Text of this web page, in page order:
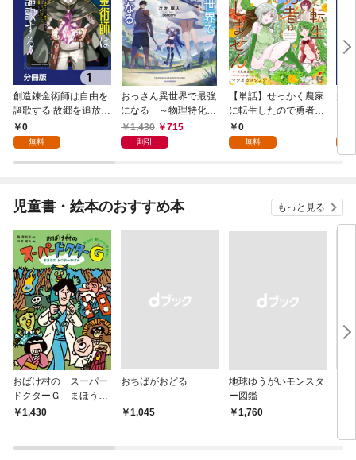
創造錬金術師は自由を
謳歌する 故郷を追放さ
れたら、魔王のお膝元
で超絶効果のマジック
りました【分冊版】
0
無料
おっさん異世界で最強
になる ～物理特化の
覚醒者～
1,430 715
割引
【単話】せっかく農家
に転生したので勇者は
目指しません【第1
話】
0
無料
児童書・絵本のおすすめ本 もっと見る
おばけ村の スーパー
ドクターＧ まほう
の ドクターかばん
1,430
おちばがおどる
￥1,045
地球ゆうがいモンスタ
ー図鑑
￥1,760